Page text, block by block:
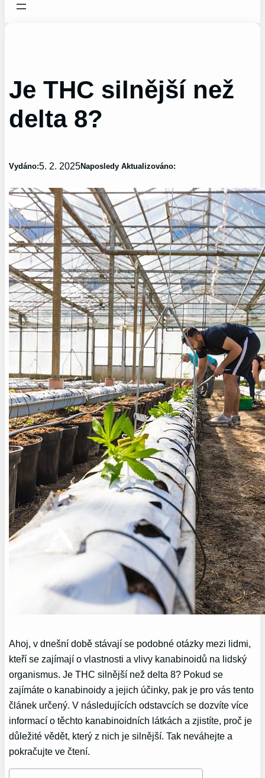
Je THC silnější než
delta 8?
Vydáno:5. 2. 2025Naposledy Aktualizováno:
Ahoj, v dnešní době stávají se podobné otázky mezi lidmi,
kteří se zajímají o vlastnosti a vlivy kanabinoidů na lidský
organismus. Je THC silnější než delta 8? Pokud se
zajímáte o kanabinoidy a jejich účinky, pak je pro vás tento
článek určený. V následujících odstavcích se dozvíte více
informací o těchto kanabinoidních látkách a zjistíte, proč je
důležité vědět, který z nich je silnější. Tak neváhejte a
pokračujte ve čtení.